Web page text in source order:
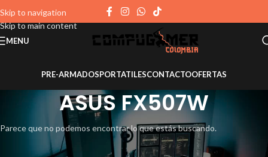
Skip to navigation
Skip to main content
MENU
PRE-ARMADOSPORTATILESCONTACTOOFERTAS
ASUS FX507W
Parece que no podemos encontrar lo que estás buscando.